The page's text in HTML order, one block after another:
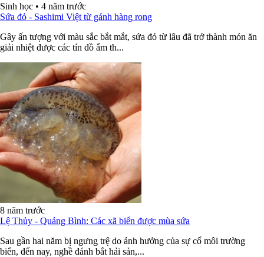
Sinh học • 4 năm trước
Sứa đỏ - Sashimi Việt từ gánh hàng rong
Gây ấn tượng với màu sắc bắt mắt, sứa đỏ từ lâu đã trở thành món ăn
giải nhiệt được các tín đồ ẩm th...
8 năm trước
Lệ Thủy - Quảng Bình: Các xã biển được mùa sứa
Sau gần hai năm bị ngưng trệ do ảnh hưởng của sự cố môi trường
biển, đến nay, nghề đánh bắt hải sản,...